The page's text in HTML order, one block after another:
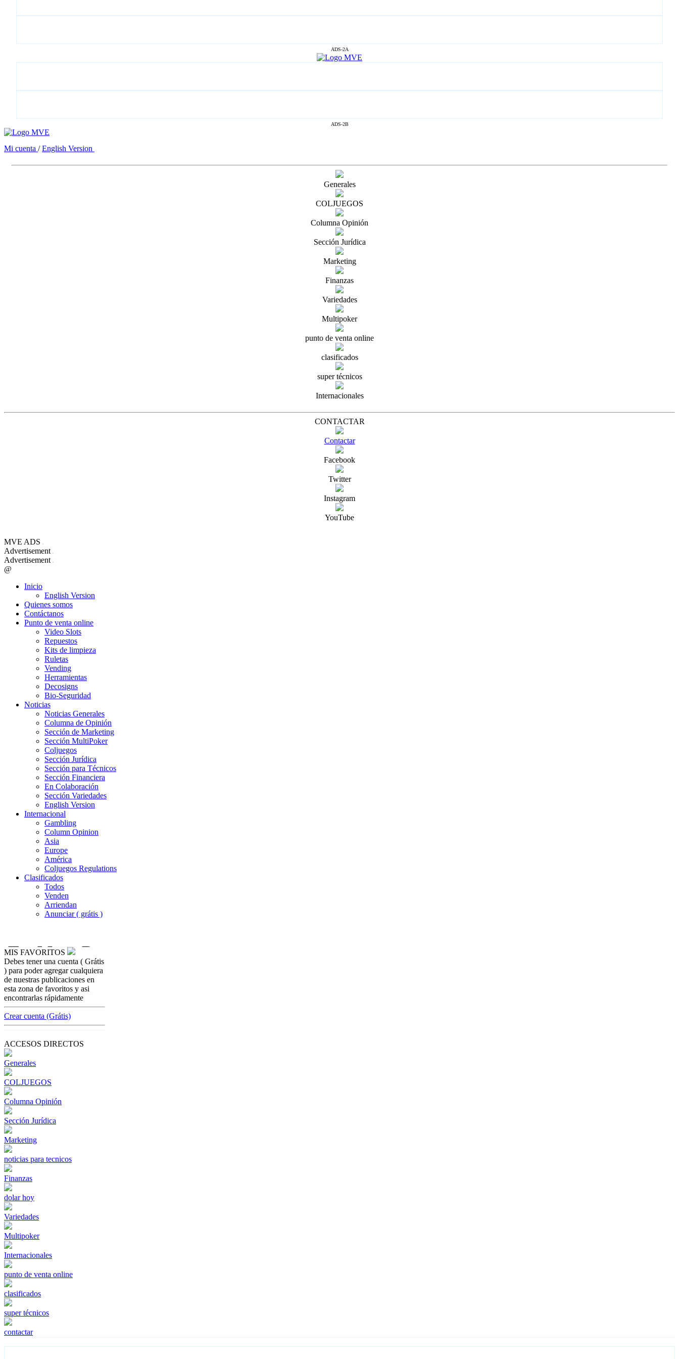
ADS-2A
ADS-2B
Mi cuenta /English Version
Generales
COLJUEGOS
Columna Opinión
Sección Jurídica
Marketing
Finanzas
Variedades
Multipoker
punto de venta online
clasificados
super técnicos
Internacionales
CONTACTAR
Contactar
Facebook
Twitter
Instagram
YouTube
MVE ADS
Advertisement
Advertisement
@
Inicio
English Version
Quienes somos
Contáctanos
Punto de venta online
Video Slots
Repuestos
Kits de limpieza
Ruletas
Vending
Herramientas
Decosigns
Bio-Seguridad
Noticias
Noticias Generales
Columna de Opinión
Sección de Marketing
Sección MultiPoker
Coljuegos
Sección Jurídica
Sección para Técnicos
Sección Financiera
En Colaboración
Sección Variedades
English Version
Internacional
Gambling
Column Opinion
Asia
Europe
América
Coljuegos Regulations
Clasificados
Todos
Venden
Arriendan
Anunciar ( grátis )
MIS FAVORITOS
Debes tener una cuenta ( Grátis
) para poder agregar cualquiera
de nuestras publicaciones en
esta zona de favoritos y asi
encontrarlas rápidamente
Crear cuenta (Grátis)
ACCESOS DIRECTOS
Generales
COLJUEGOS
Columna Opinión
Sección Jurídica
Marketing
noticias para tecnicos
Finanzas
dolar hoy
Variedades
Multipoker
Internacionales
punto de venta online
clasificados
super técnicos
contactar